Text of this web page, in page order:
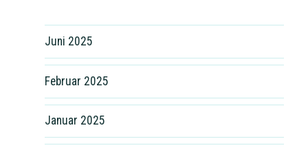
Juni 2025
Februar 2025
Januar 2025